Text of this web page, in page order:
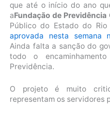
que até o início do ano
aFundação de
Público do Estado do
aprovada nesta semana
Ainda falta a sanção do
todo o
Previdência.
O projeto é muito
representam os servidores